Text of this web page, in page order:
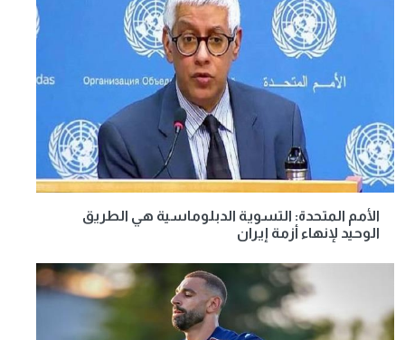
الأمم المتحدة: التسوية الدبلوماسية هي الطريق
الوحيد لإنهاء أزمة إيران